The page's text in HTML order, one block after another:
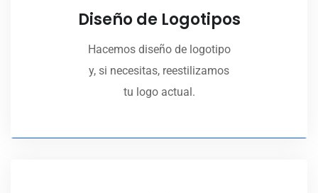
Diseño de Logotipos
Hacemos diseño de logotipo
y, si necesitas, reestilizamos
tu logo actual.